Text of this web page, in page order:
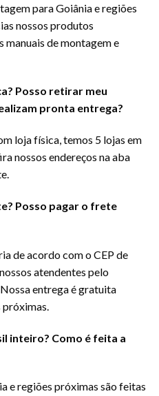
para Goiânia e regiões
nossos produtos
manuais de montagem e
Posso retirar meu
pronta entrega?
loja física, temos 5 lojas em
nossos endereços na aba
Posso pagar o frete
de acordo com o CEP de
atendentes pelo
entrega é gratuita
próximas.
inteiro? Como é feita a
e regiões próximas são feitas